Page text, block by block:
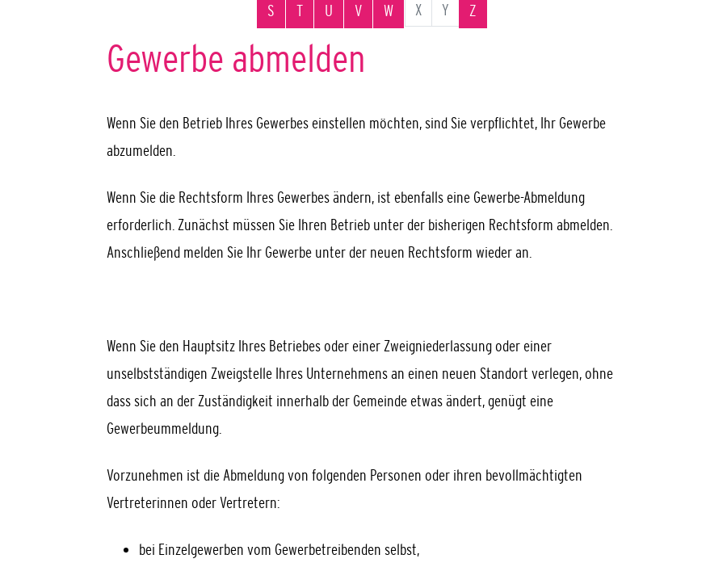
S
T U V W X Y Z
Gewerbe abmelden
Wenn Sie den Betrieb Ihres Gewerbes einstellen möchten, sind Sie verpflichtet, Ihr Gewerbe
abzumelden.
Wenn Sie die Rechtsform Ihres Gewerbes ändern, ist ebenfalls eine Gewerbe-Abmeldung
erforderlich. Zunächst müssen Sie Ihren Betrieb unter der bisherigen Rechtsform abmelden.
Anschließend melden Sie Ihr Gewerbe unter der neuen Rechtsform wieder an.
Wenn Sie den Hauptsitz Ihres Betriebes oder einer Zweigniederlassung oder einer
unselbstständigen Zweigstelle Ihres Unternehmens an einen neuen Standort verlegen, ohne
dass sich an der Zuständigkeit innerhalb der Gemeinde etwas ändert, genügt eine
Gewerbeummeldung.
Vorzunehmen ist die Abmeldung von folgenden Personen oder ihren bevollmächtigten
Vertreterinnen oder Vertretern:
bei Einzelgewerben vom Gewerbetreibenden selbst,